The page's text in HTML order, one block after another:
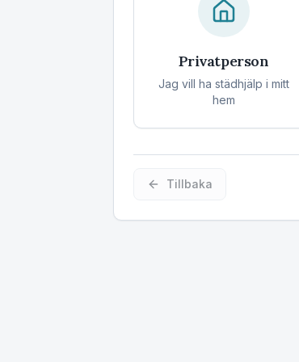
Privatperson
Jag vill ha städhjälp i mitt
hem
Tillbaka